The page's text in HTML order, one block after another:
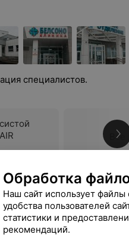
специалистов.
адреса Все цены
Обработка
Наш сайт использует
удобства пользователей
статистики и
рекомендаций.